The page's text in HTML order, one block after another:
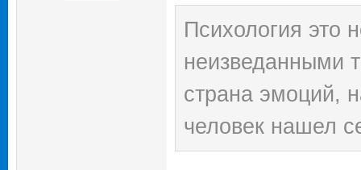
Психология это
неизведанными
страна эмоций,
человек нашел